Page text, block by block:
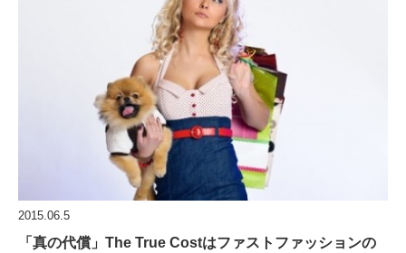
2015.06.5
「真の代償」The True Costはファストファッションの